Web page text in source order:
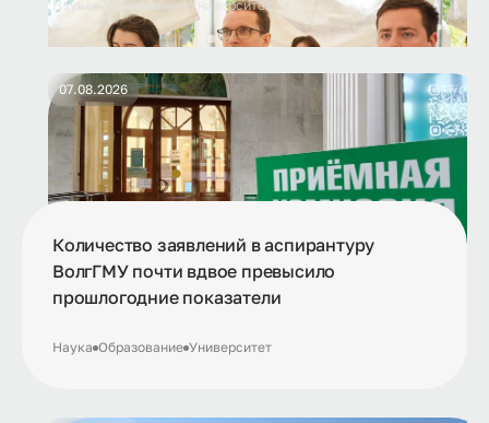
Наука Образование Университет
07.08.2026
Количество заявлений в аспирантуру
ВолгГМУ почти вдвое превысило
прошлогодние показатели
Наука Образование Университет